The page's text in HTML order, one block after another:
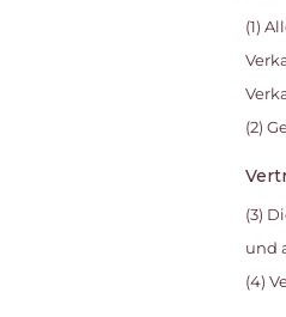
(1)
(2)
(3)
und
(4)